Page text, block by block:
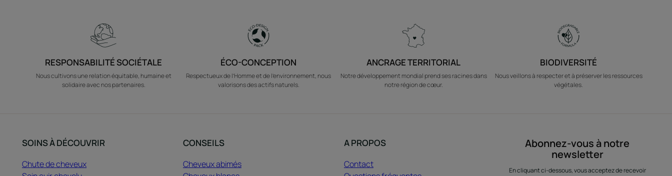
RESPONSABILITÉ SOCIÉTALE
Nous cultivons une relation équitable, humaine et
solidaire avec nos partenaires.
ÉCO-CONCEPTION
Respectueux de l’Homme et de l’environnement, nous
valorisons des actifs naturels.
ANCRAGE TERRITORIAL
Notre développement mondial prend ses racines dans
notre région de cœur.
BIODIVERSITÉ
Nous veillons à respecter et à préserver les ressources
végétales.
Abonnez-vous à notre
newsletter
En cliquant ci-dessous, vous acceptez de recevoir
SOINS À DÉCOUVRIR
Chute de cheveux
CONSEILS
Cheveux abimés
A PROPOS
Contact